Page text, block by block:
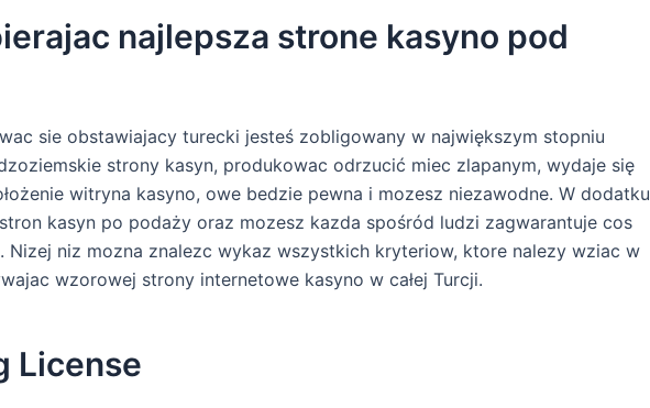
najlepsza strone kasyno pod
sie obstawiajacy turecki jesteś zobligowany w największym stopniu
strony kasyn, produkowac odrzucić miec zlapanym, wydaje się
witryna kasyno, owe bedzie pewna i mozesz niezawodne. W dodatku
kasyn po podaży oraz mozesz kazda spośród ludzi zagwarantuje cos
Nizej niz mozna znalezc wykaz wszystkich kryteriow, ktore nalezy wziac w
wzorowej strony internetowe kasyno w całej Turcji.
License